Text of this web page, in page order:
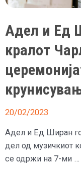
Чарлс,
напишал
неговата
баба
Адел и Ед
кралот
20/02/2023
Адел и Ед Ширан го
дел од музичкиот
се одржи на 7-ми …